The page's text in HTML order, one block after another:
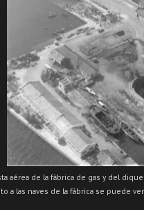
aérea de la fábrica de gas y del
a las naves de la fábrica se puede